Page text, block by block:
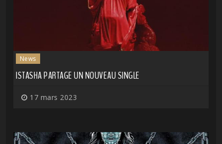
News
ISTASHA PARTAGE UN NOUVEAU SINGLE
17 mars 2023